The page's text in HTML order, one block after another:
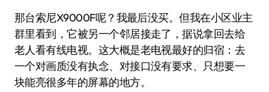
那台索尼X9000F呢？我最后没买。但我在小区业主
群里看到，它被另一个邻居接走了，据说拿回去给
老人看有线电视。这大概是老电视最好的归宿：去
一个对画质没有执念、对接口没有要求、只想要一
块能亮很多年的屏幕的地方。